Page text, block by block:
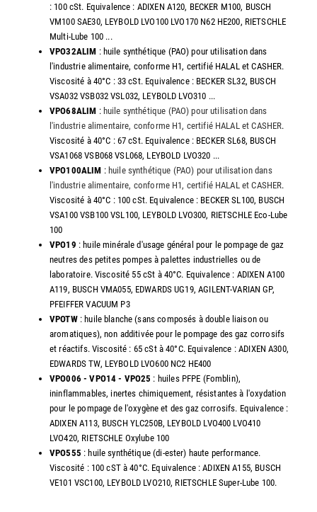
: 100 cSt. Equivalence : ADIXEN A120, BECKER M100, BUSCH
VM100 SAE30, LEYBOLD LVO100 LVO170 N62 HE200, RIETSCHLE
Multi-Lube 100 ...
VPO32ALIM : huile synthétique (PAO) pour utilisation dans
l'industrie alimentaire, conforme H1, certifié HALAL et CASHER.
Viscosité à 40°C : 33 cSt. Equivalence : BECKER SL32, BUSCH
VSA032 VSB032 VSL032, LEYBOLD LVO310 ...
VPO68ALIM : huile synthétique (PAO) pour utilisation dans
l'industrie alimentaire, conforme H1, certifié HALAL et CASHER.
Viscosité à 40°C : 67 cSt. Equivalence : BECKER SL68, BUSCH
VSA1068 VSB068 VSL068, LEYBOLD LVO320 ...
VPO100ALIM : huile synthétique (PAO) pour utilisation dans
l'industrie alimentaire, conforme H1, certifié HALAL et CASHER.
Viscosité à 40°C : 100 cSt. Equivalence : BECKER SL100, BUSCH
VSA100 VSB100 VSL100, LEYBOLD LVO300, RIETSCHLE Eco-Lube
100
VPO19 : huile minérale d'usage général pour le pompage de gaz
neutres des petites pompes à palettes industrielles ou de
laboratoire. Viscosité 55 cSt à 40°C. Equivalence : ADIXEN A100
A119, BUSCH VMA055, EDWARDS UG19, AGILENT-VARIAN GP,
PFEIFFER VACUUM P3
VPOTW: huile blanche (sans composés à double liaison ou
aromatiques), non additivée pour le pompage des gaz corrosifs
et réactifs. Viscosité : 65 cSt à 40°C. Equivalence : ADIXEN A300,
EDWARDS TW, LEYBOLD LVO600 NC2 HE400
VPO006 - VPO14 - VPO25 : huiles PFPE (Fomblin),
ininflammables, inertes chimiquement, résistantes à l'oxydation
pour le pompage de l'oxygène et des gaz corrosifs. Equivalence :
ADIXEN A113, BUSCH YLC250B, LEYBOLD LVO400 LVO410
LVO420, RIETSCHLE Oxylube 100
VPO555 : huile synthétique (di-ester) haute performance.
Viscosité : 100 cST à 40°C. Equivalence : ADIXEN A155, BUSCH
VE101 VSC100, LEYBOLD LVO210, RIETSCHLE Super-Lube 100.